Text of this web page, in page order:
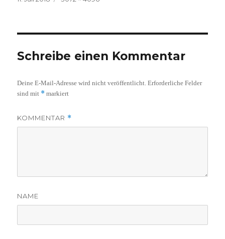
Schreibe einen Kommentar
Deine E-Mail-Adresse wird nicht veröffentlicht. Erforderliche Felder
sind mit * markiert
KOMMENTAR *
NAME